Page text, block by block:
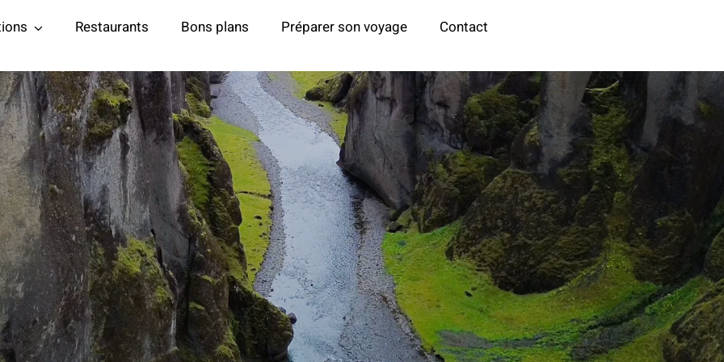
Restaurants Bons plans Préparer son voyage Contact